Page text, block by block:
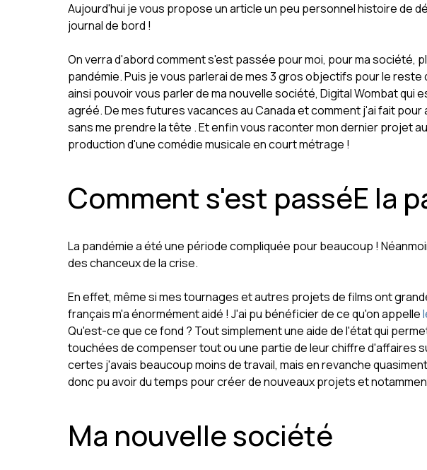
Aujourd'hui je vous propose un article un peu personnel histoire de
journal de bord !
On verra d'abord comment s'est passée pour moi, pour ma société,
pandémie. Puis je vous parlerai de mes 3 gros objectifs pour le reste
ainsi pouvoir vous parler de ma nouvelle société, Digital Wombat qui
agréé. De mes futures vacances au Canada et comment j'ai fait pour
sans me prendre la tête . Et enfin vous raconter mon dernier projet
production d'une comédie musicale en court métrage !
Comment s'est passéE la
La pandémie a été une période compliquée pour beaucoup !
des chanceux de la crise.
En effet, même si mes tournages et autres projets de films ont
français m'a énormément aidé ! J'ai pu bénéficier de ce qu'on appelle
Qu'est-ce que ce fond ? Tout simplement une aide de l'état qui
touchées de compenser tout ou une partie de leur chiffre d'affaires
certes j'avais beaucoup moins de travail, mais en revanche
donc pu avoir du temps pour créer de nouveaux projets et
Ma nouvelle société